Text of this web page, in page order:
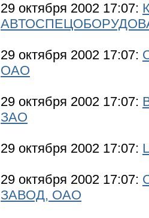
29 октября 2002 17:07:
29 октября 2002 17:07:
ОАО
29 октября 2002 17:07:
ЗАО
29 октября 2002 17:07:
29 октября 2002 17:07:
ЗАВОД, ОАО